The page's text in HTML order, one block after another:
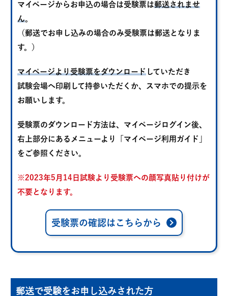
マイページからお申込の場合は受験票は郵送されませ
ん。
（郵送でお申し込みの場合のみ受験票は郵送となりま
す。）
マイページより受験票をダウンロード していただき
試験会場へ印刷して持参いただくか、スマホでの提示を
お願いします。
受験票のダウンロード方法は、マイページログイン後、
右上部分にあるメニューより「マイページ利用ガイド」
をご参照ください。
※2023年5月14日試験より受験票への顔写真貼り付けが
不要となります。
受験票の確認はこちらから
郵送で受験をお申し込みされた方